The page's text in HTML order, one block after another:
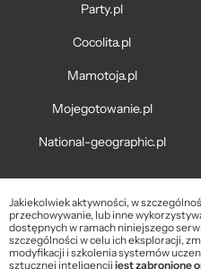
Party.pl
Cocolita.pl
Mamotoja.pl
Mojegotowanie.pl
National-geographic.pl
Jakiekolwiek aktywności, w
przechowywanie, lub inne
dostępnych w ramach niniejszego
szczególności w celu ich eksploracji,
modyfikacji i szkolenia systemów
sztucznej inteligencjijest zabronione